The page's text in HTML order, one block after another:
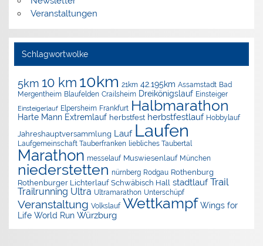
Veranstaltungen
Schlagwortwolke
5km 10 km 10km 21km 42.195km Assamstadt Bad
Mergentheim Blaufelden Crailsheim Dreikönigslauf Einsteiger
Einsteigerlauf Elpersheim Frankfurt Halbmarathon
Harte Mann Extremlauf herbstfest herbstfestlauf Hobbylauf
Jahreshauptversammlung Lauf Laufen
Laufgemeinschaft Tauberfranken liebliches Taubertal
Marathon messelauf Muswiesenlauf München
niederstetten nürnberg Rodgau Rothenburg
Rothenburger Lichterlauf Schwäbisch Hall stadtlauf Trail
Trailrunning Ultra Ultramarathon Unterschüpf
Veranstaltung Volkslauf Wettkampf Wings for
Life World Run Würzburg